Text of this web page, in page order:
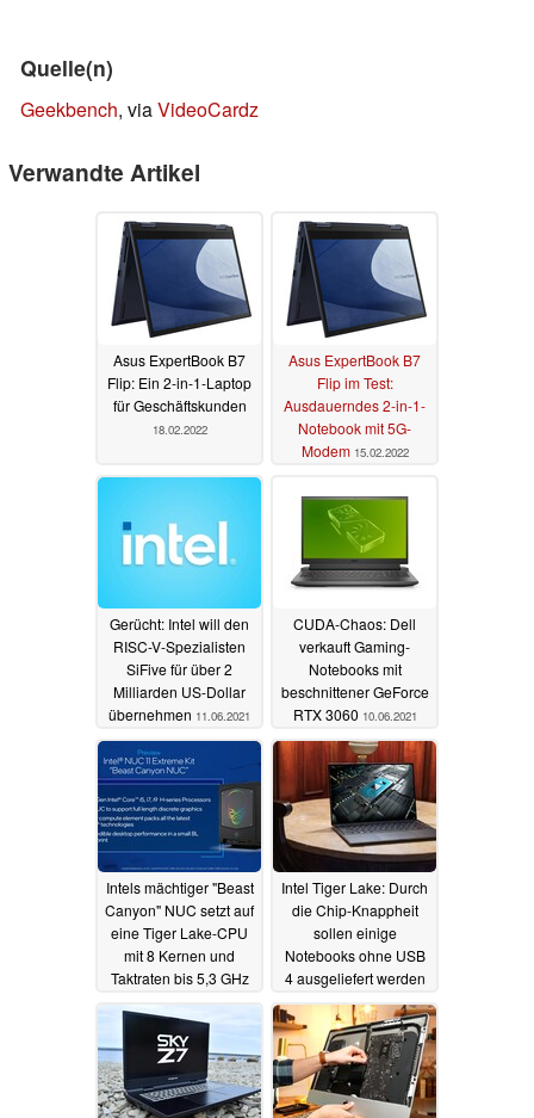
Quelle(n)
Geekbench, viaVideoCardz
Verwandte Artikel
Asus ExpertBook B7
Flip: Ein 2-in-1-Laptop
für Geschäftskunden
18.02.2022
Asus ExpertBook B7
Flip im Test:
Ausdauerndes 2-in-1-
Notebook mit 5G-
Modem 15.02.2022
Gerücht: Intel will den
RISC-V-Spezialisten
SiFive für über 2
Milliarden US-Dollar
übernehmen 11.06.2021
CUDA-Chaos: Dell
verkauft Gaming-
Notebooks mit
beschnittener GeForce
RTX 3060 10.06.2021
Intels mächtiger "Beast
Canyon" NUC setzt auf
eine Tiger Lake-CPU
mit 8 Kernen und
Taktraten bis 5,3 GHz
09.06.2021
Intel Tiger Lake: Durch
die Chip-Knappheit
sollen einige
Notebooks ohne USB
4 ausgeliefert werden
08.06.2021